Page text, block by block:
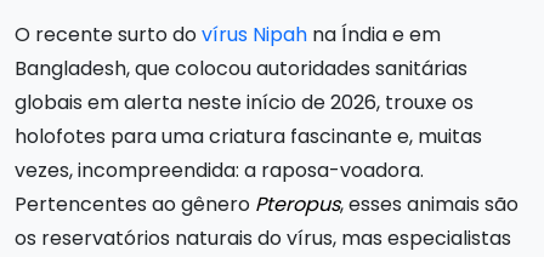
O recente surto dovírus Nipah na Índia e em
Bangladesh, que colocou autoridades sanitárias
globais em alerta neste início de 2026, trouxe os
holofotes para uma criatura fascinante e, muitas
vezes, incompreendida: a raposa-voadora.
Pertencentes ao gênero Pteropus, esses animais são
os reservatórios naturais do vírus, mas especialistas